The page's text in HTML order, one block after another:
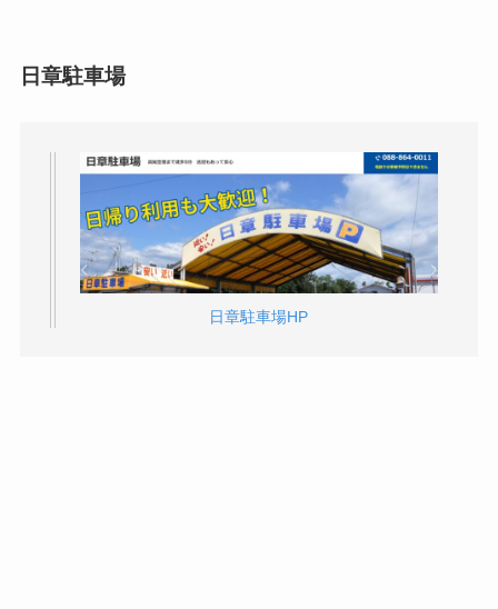
日章駐車場
日章駐車場HP